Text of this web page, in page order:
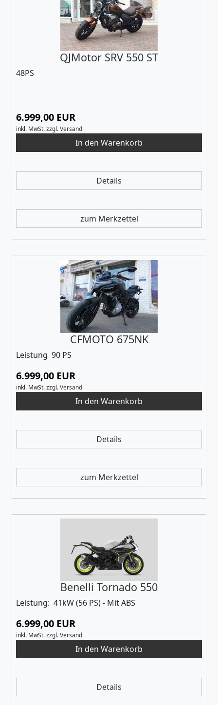
QJMotor SRV 550 ST
48PS
6.999,00 EUR
inkl. MwSt.zzgl.Versand
Details
zum Merkzettel
CFMOTO 675NK
Leistung 90 PS
6.999,00 EUR
inkl. MwSt.zzgl.Versand
Details
zum Merkzettel
Benelli Tornado 550
Leistung: 41kW (56 PS) - Mit ABS
6.999,00 EUR
inkl. MwSt.zzgl.Versand
Details